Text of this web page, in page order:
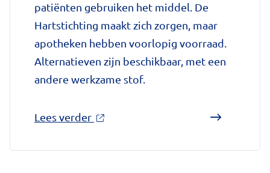
patiënten gebruiken het middel. De
Hartstichting maakt zich zorgen, maar
apotheken hebben voorlopig voorraad.
Alternatieven zijn beschikbaar, met een
andere werkzame stof.
Lees verder over
groothandel